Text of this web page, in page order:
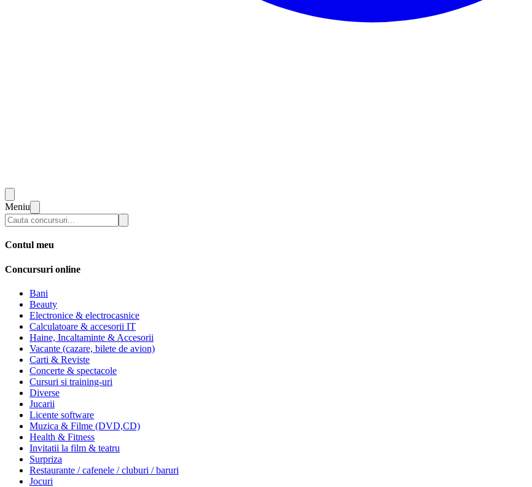
Meniu
Contul meu
Concursuri online
Bani
Beauty
Electronice & electrocasnice
Calculatoare & accesorii IT
Haine, Incaltaminte & Accesorii
Vacante (cazare, bilete de avion)
Carti & Reviste
Concerte & spectacole
Cursuri si training-uri
Diverse
Jucarii
Licente software
Muzica & Filme (DVD,CD)
Health & Fitness
Invitatii la film & teatru
Surpriza
Restaurante / cafenele / cluburi / baruri
Jocuri